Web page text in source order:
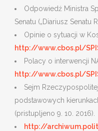
Odpowiedź Ministra
Senatu („Diariusz Senatu
Opinie o sytuacji w
http://www.cbos.pl/
Polacy o interwencji
http://www.cbos.pl/
Sejm
podstawowych
(pristupljeno 9. 10. 2016).
http://